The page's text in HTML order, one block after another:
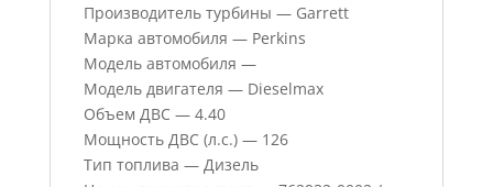
Производитель турбины — Garrett
Марка автомобиля — Perkins
Модель автомобиля —
Модель двигателя — Dieselmax
Объем ДВС — 4.40
Мощность ДВС (л.с.) — 126
Тип топлива — Дизель